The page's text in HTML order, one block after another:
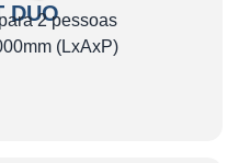
DUO2 pessoas
(LxAxP)